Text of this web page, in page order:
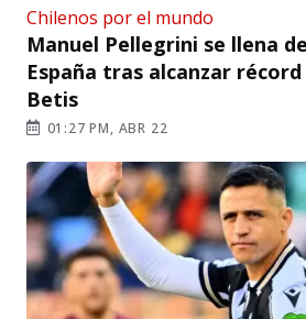
Chilenos por el mundo
Manuel Pellegrini se llena
España tras alcanzar
Betis
01:27 PM, ABR 22